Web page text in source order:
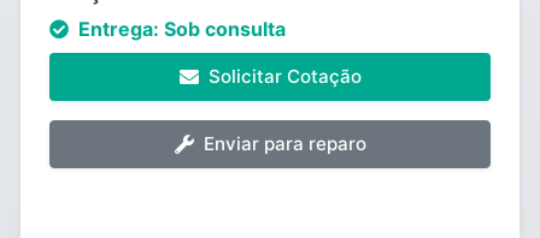
Entrega: Sob consulta
Solicitar Cotação
Enviar para reparo